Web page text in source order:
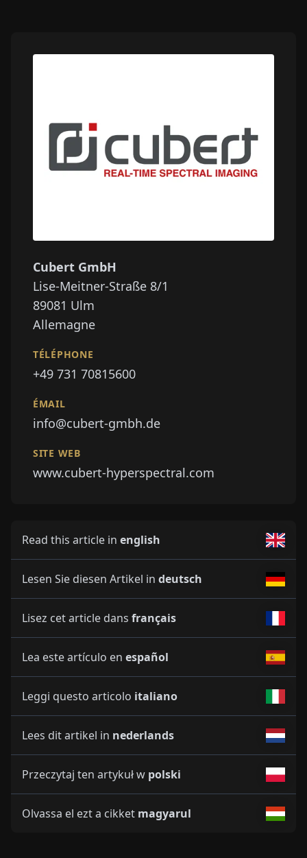
Cubert GmbH
Lise-Meitner-Straße 8/1
89081 Ulm
Allemagne
TÉLÉPHONE
+49 731 70815600
ÉMAIL
info@cubert-gmbh.de
SITE WEB
www.cubert-hyperspectral.com
Read this article in english
Lesen Sie diesen Artikel in deutsch
Lisez cet article dans français
Lea este artículo en español
Leggi questo articolo italiano
Lees dit artikel in nederlands
Przeczytaj ten artykuł w polski
Olvassa el ezt a cikket magyarul